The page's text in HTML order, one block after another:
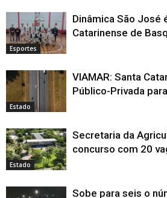
Esportes
Dinâmica São José
Catarinense de
Estado
VIAMAR: Santa
Público-Privada
Estado
Secretaria da
concurso com 20
Sobe para seis o